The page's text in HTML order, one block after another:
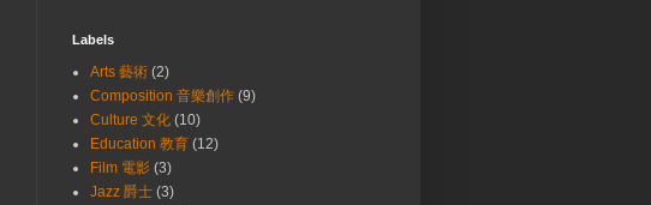
Labels
Arts 藝術 (2)
Composition 音樂創作 (9)
Culture 文化 (10)
Education 教育 (12)
Film 電影 (3)
Jazz 爵士 (3)